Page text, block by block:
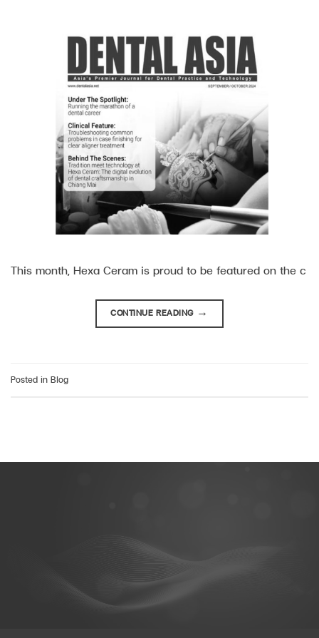
This month, Hexa Ceram is proud to be featured on the c
CONTINUE READING →
Posted in Blog
@hexaceram